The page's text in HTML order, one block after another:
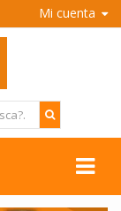
Mi cuenta